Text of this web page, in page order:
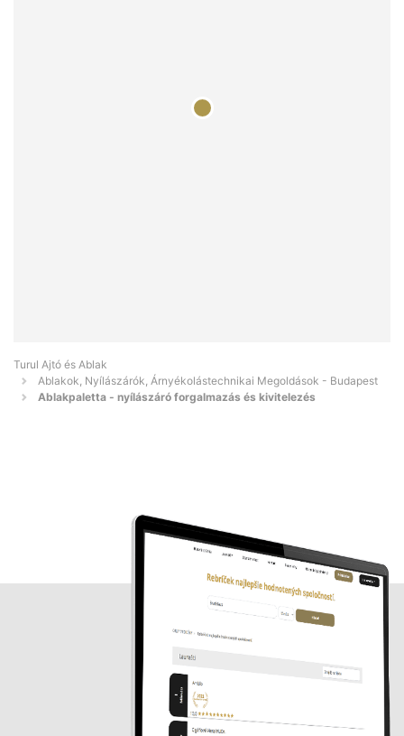
Turul Ajtó és Ablak
Ablakok, Nyílászárók, Árnyékolástechnikai Megoldások - Budapest
Ablakpaletta - nyílászáró forgalmazás és kivitelezés